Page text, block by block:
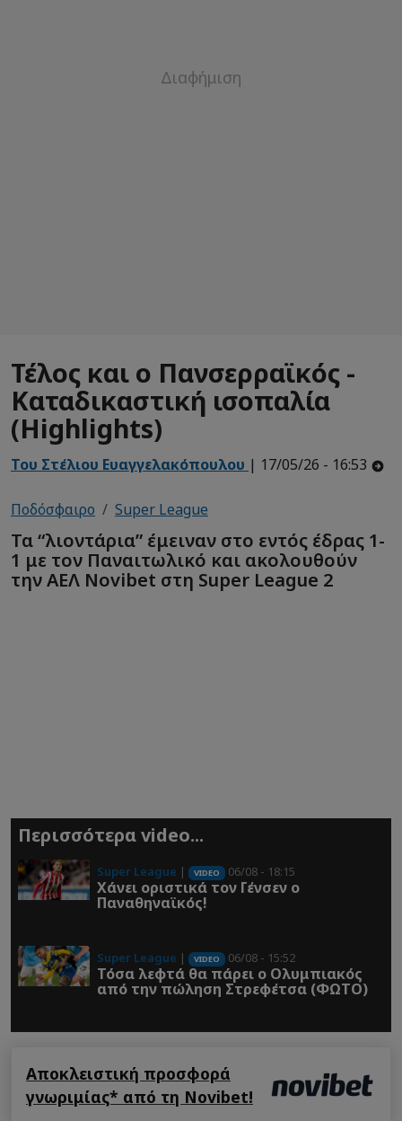
Τέλος και ο Πανσερραϊκός -
Καταδικαστική ισοπαλία
(Ηighlights)
Του Στέλιου Ευαγγελακόπουλου | 17/05/26 - 16:53
Ποδόσφαιρο Super League
Τα “λιοντάρια” έμειναν στο εντός έδρας 1-
1 με τον Παναιτωλικό και ακολουθούν
την ΑΕΛ Novibet στη Super League 2
Περισσότερα video...
Super League | VIDEO 06/08 - 18:15
Χάνει οριστικά τον Γένσεν ο
Παναθηναϊκός!
Super League | VIDEO 06/08 - 15:52
Τόσα λεφτά θα πάρει ο Ολυμπιακός
από την πώληση Στρεφέτσα (ΦΩΤΟ)
Αποκλειστική προσφορά
γνωριμίας* από τη Novibet!